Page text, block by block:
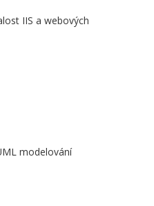
IIS a webových
modelování